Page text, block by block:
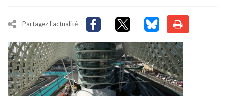
Partagez l'actualité